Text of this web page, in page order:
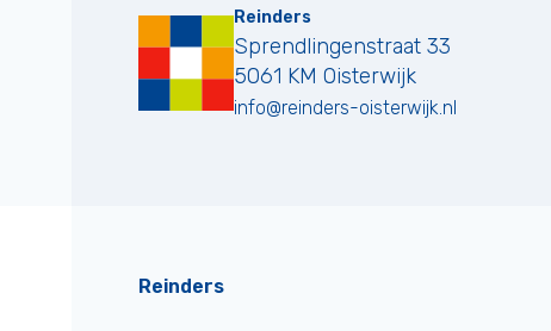
Reinders
Sprendlingenstraat 33
5061 KM Oisterwijk
info@reinders-oisterwijk.nl
Reinders